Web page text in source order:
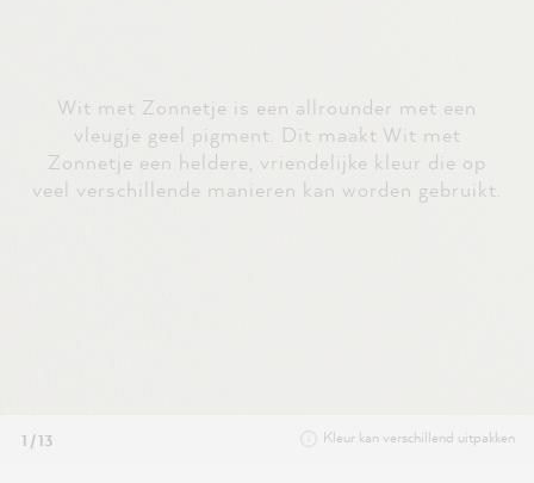
Wit met Zonnetje is een allrounder met een
vleugje geel pigment. Dit maakt Wit met
Zonnetje een heldere, vriendelijke kleur die op
veel verschillende manieren kan worden gebruikt.
1 / 13 Kleur kan verschillend uitpakken